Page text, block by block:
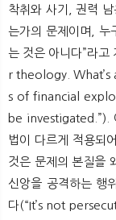
착취와 사기, 권력
는가의 문제이며, 누
는 것은 아니다”라
r theology.
s of financial
be investigated.”).
법이 다르게 적용되
것은 문제의 본질을
신앙을 공격하는 행
다(“It’s not